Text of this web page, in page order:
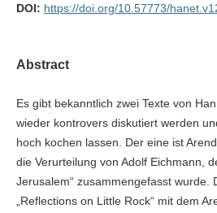
DOI: https://doi.org/10.57773/
Abstract
Es gibt bekanntlich zwei Texte von
wieder kontrovers diskutiert werden
hoch kochen lassen. Der eine ist
die Verurteilung von Adolf Eichmann,
Jerusalem“ zusammengefasst wurde.
„Reflections on Little Rock“ mit dem